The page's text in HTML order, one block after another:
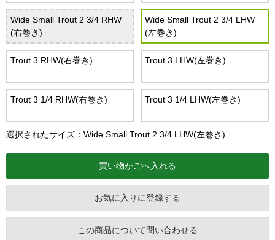
Wide Small Trout 2 3/4 RHW
(右巻き)
Wide Small Trout 2 3/4 LHW
(左巻き)
Trout 3 RHW(右巻き) Trout 3 LHW(左巻き)
Trout 3 1/4 RHW(右巻き) Trout 3 1/4 LHW(左巻き)
選択されたサイズ：Wide Small Trout 2 3/4 LHW(左巻き)
お気に入りに登録する
この商品について問い合わせる